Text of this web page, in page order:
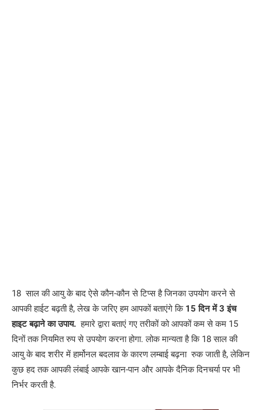
18 साल की आयु के बाद ऐसे कौन-कौन से टिप्स है जिनका उपयोग करने से
आपकी हाईट बढ़ती है, लेख के जरिए हम आपकों बताएंगे कि 15 दिन में 3 इंच
हाइट बढ़ाने का उपाय. हमारे द्वारा बताएं गए तरीकों को आपकों कम से कम 15
दिनों तक नियमित रुप से उपयोग करना होगा. लोक मान्यता है कि 18 साल की
आयु के बाद शरीर में हार्मोनल बदलाव के कारण लम्बाई बढ़ना रुक जाती है, लेकिन
कुछ हद तक आपकी लंबाई आपके खान-पान और आपके दैनिक दिनचर्या पर भी
निर्भर करती है.